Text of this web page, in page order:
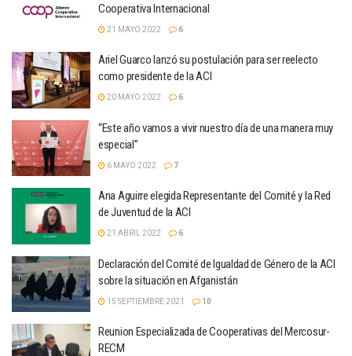
Cooperativa Internacional
21 MAYO 2022 6
Ariel Guarco lanzó su postulación para ser reelecto
como presidente de la ACI
20 MAYO 2022 6
“Este año vamos a vivir nuestro día de una manera muy
especial”
6 MAYO 2022 7
Ana Aguirre elegida Representante del Comité y la Red
de Juventud de la ACI
21 ABRIL 2022 6
Declaración del Comité de Igualdad de Género de la ACI
sobre la situación en Afganistán
15 SEPTIEMBRE 2021 10
Reunion Especializada de Cooperativas del Mercosur-
RECM